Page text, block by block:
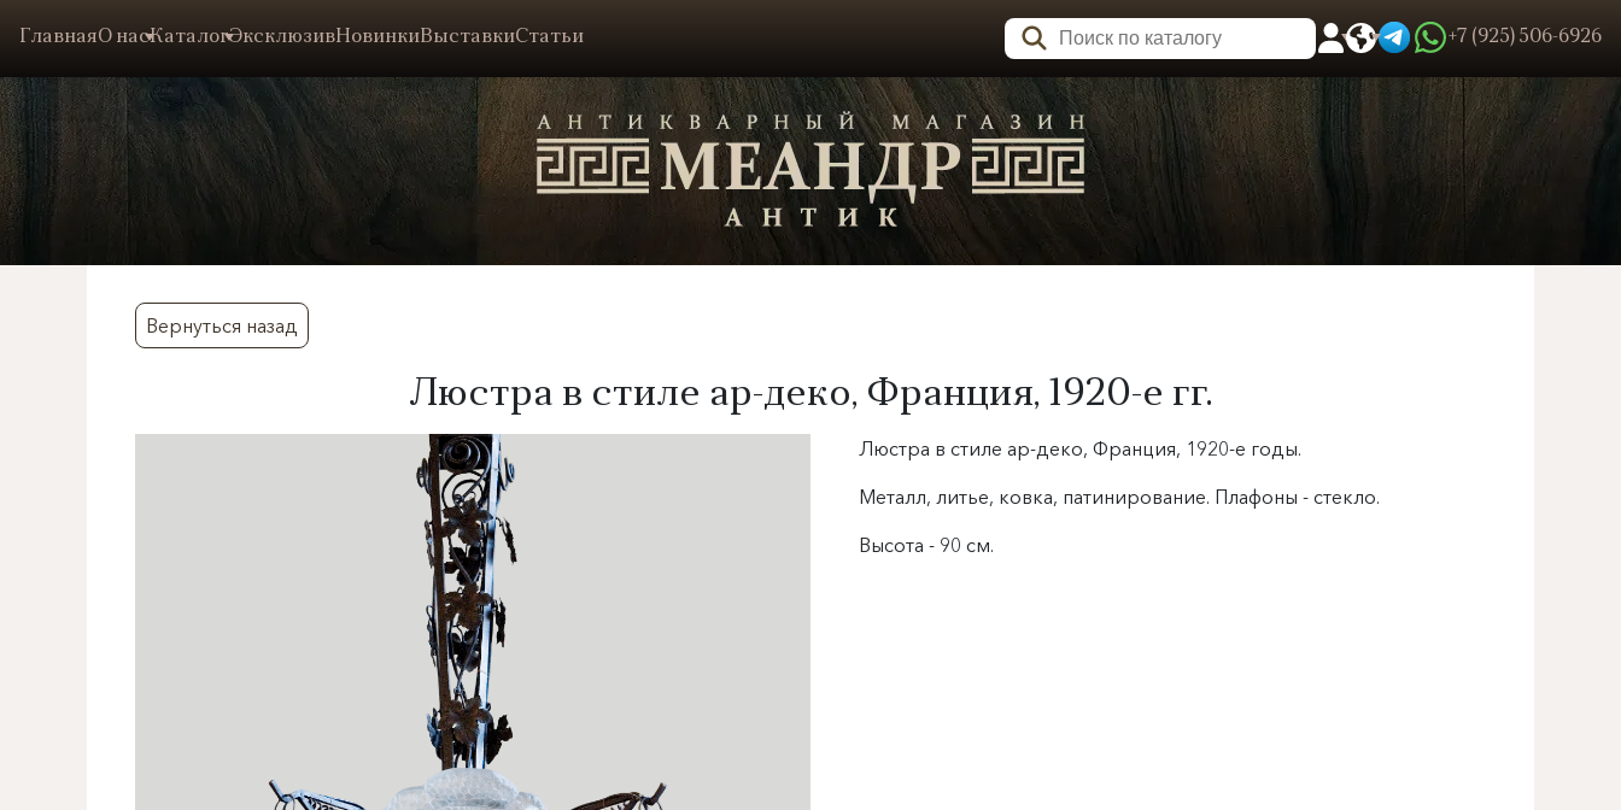
ГлавнаяО насКаталогЭксклюзивНовинкиВыставкиСтатьи
0
Пользовательское меню
+7 (925) 506-6926
Вернуться назад
Люстра в стиле ар-деко, Франция, 1920-е гг.
Люстра в стиле ар-деко, Франция, 1920-е годы.
Металл, литье, ковка, патинирование. Плафоны - стекло.
Высота - 90 см.